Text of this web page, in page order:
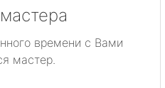
времени с Вами
мастер.